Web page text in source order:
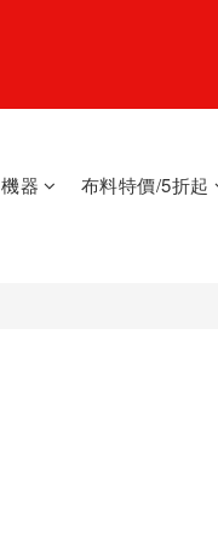
機器
布料特價/5折起